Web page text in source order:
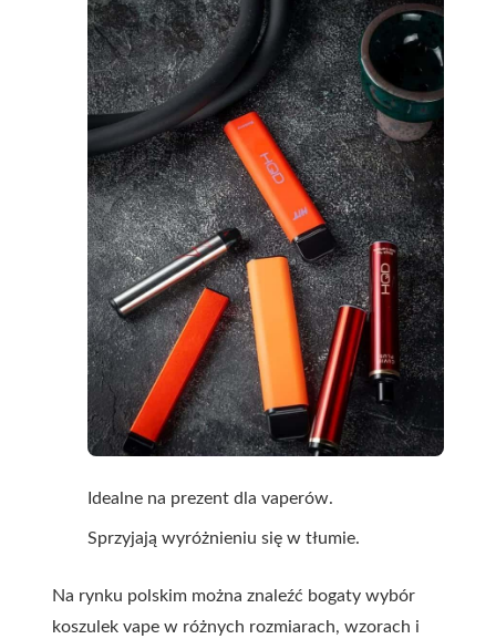
Idealne na prezent dla vaperów.
Sprzyjają wyróżnieniu się w tłumie.
Na rynku polskim można znaleźć bogaty wybór
koszulek vape w różnych rozmiarach, wzorach i